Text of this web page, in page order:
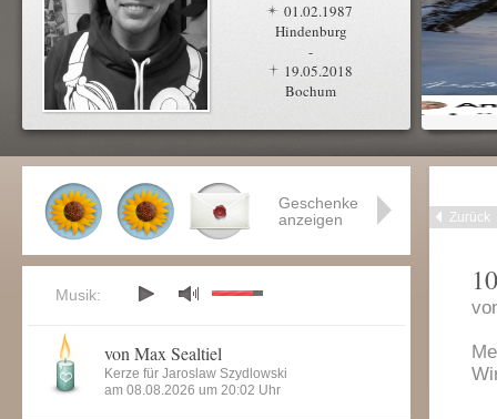
01.02.1987
Hindenburg
-
19.05.2018
Bochum
Zurück
Geschenke
anzeigen
Musik:
von Max Sealtiel
Kerze für Jaroslaw Szydlowski
am 08.08.2026 um 20:02 Uhr